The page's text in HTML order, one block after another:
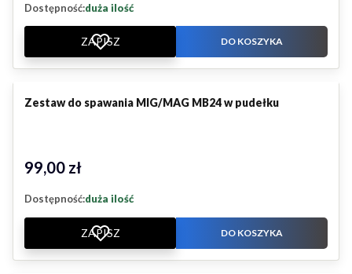
Dostępność:duża ilość
ZAPISZ DO KOSZYKA
Zestaw do spawania MIG/MAG MB24 w pudełku
Cena
99,00 zł
Dostępność:duża ilość
ZAPISZ DO KOSZYKA